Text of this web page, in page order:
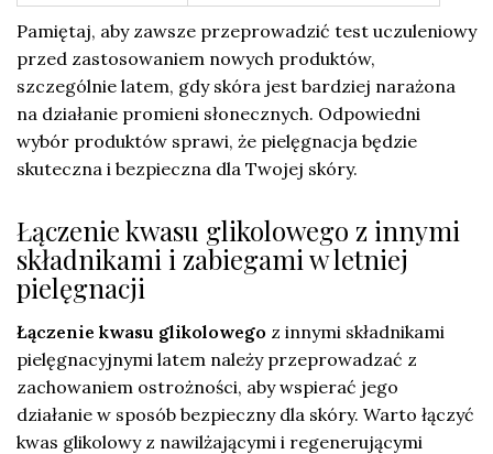
Pamiętaj, aby zawsze przeprowadzić test uczuleniowy
przed zastosowaniem nowych produktów,
szczególnie latem, gdy skóra jest bardziej narażona
na działanie promieni słonecznych. Odpowiedni
wybór produktów sprawi, że pielęgnacja będzie
skuteczna i bezpieczna dla Twojej skóry.
Łączenie kwasu glikolowego z innymi
składnikami i zabiegami w letniej
pielęgnacji
Łączenie kwasu glikolowego z innymi składnikami
pielęgnacyjnymi latem należy przeprowadzać z
zachowaniem ostrożności, aby wspierać jego
działanie w sposób bezpieczny dla skóry. Warto łączyć
kwas glikolowy z nawilżającymi i regenerującymi